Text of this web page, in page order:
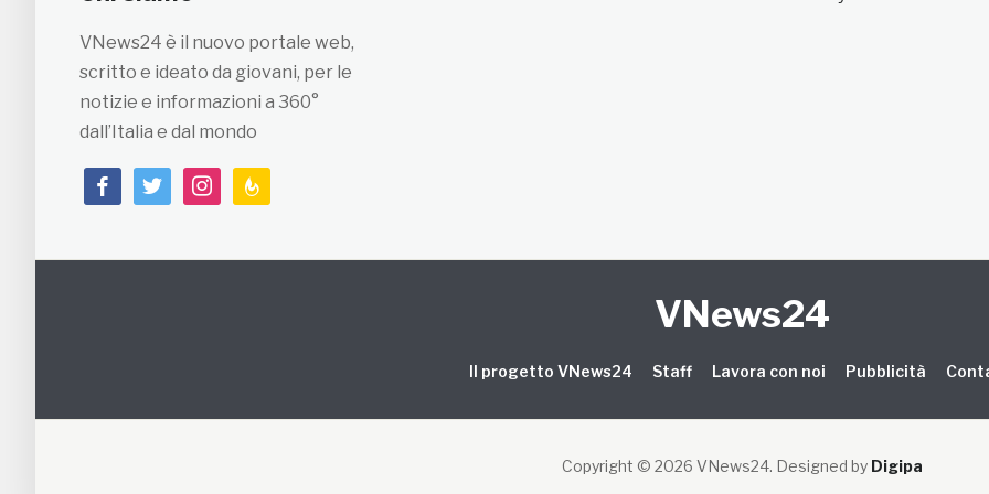
VNews24 è il nuovo portale web,
scritto e ideato da giovani, per le
notizie e informazioni a 360°
dall’Italia e dal mondo
facebooktwitterinstagramfeedburner
VNews24
Il progetto VNews24 Staff Lavora con noi Pubblicità
Copyright © 2026 VNews24. Designed by Digipa